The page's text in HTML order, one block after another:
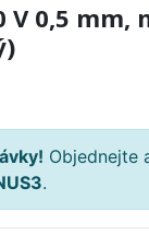
V 0,5 mm,
Objednejte
.